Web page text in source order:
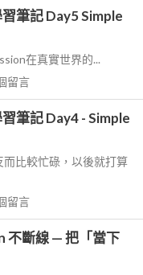
筆記 Day5 Simple
在真實世界的...
留言
筆記 Day4 - Simple
比較忙碌，以後就打算
留言
不斷線 — 把「當下